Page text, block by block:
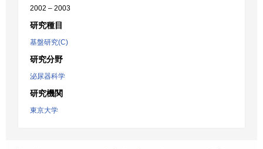
2002 – 2003
研究種目
基盤研究(C)
研究分野
泌尿器科学
研究機関
東京大学